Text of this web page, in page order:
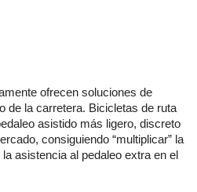
ofrecen soluciones de
de la carretera. Bicicletas de ruta
asistido más ligero, discreto
consiguiendo “multiplicar” la
asistencia al pedaleo extra en el